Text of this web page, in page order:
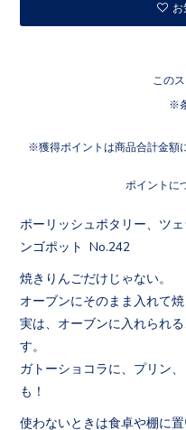
お
この
獲得ポイントは商品合計金額
ポイントに
ポーリッシュポタリー、ツ
ンゴポット No.242
焼きりんごだけじゃない。
オーブンにそのまま入れて
実は、オーブンに入れられ
す。
ガトーショコラに、プリン
も！
使わないときは食卓や棚に